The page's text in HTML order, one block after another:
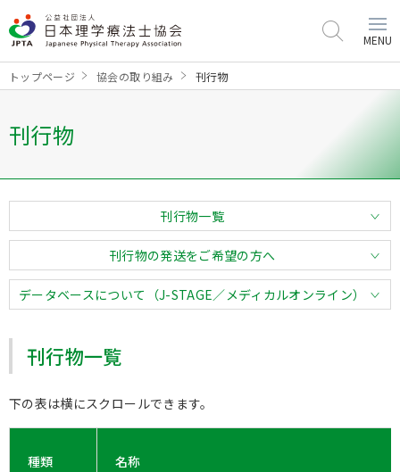
MENU
トップページ 協会の取り組み 刊行物
刊行物
刊行物一覧
刊行物の発送をご希望の方へ
データベースについて（J-STAGE／メディカルオンライン）
刊行物一覧
下の表は横にスクロールできます。
種類 名称